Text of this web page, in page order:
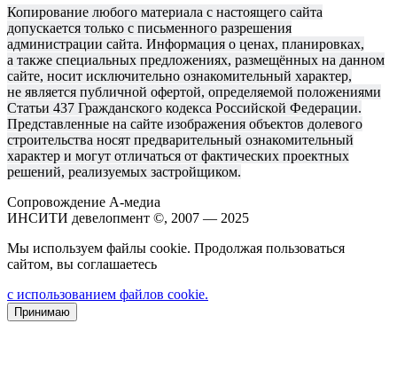
Копирование любого материала с настоящего сайта
допускается только с письменного разрешения
администрации сайта. Информация о ценах, планировках,
а также специальных предложениях, размещённых на данном
сайте, носит исключительно ознакомительный характер,
не является публичной офертой, определяемой положениями
Статьи 437 Гражданского кодекса Российской Федерации.
Представленные на сайте изображения объектов долевого
строительства носят предварительный ознакомительный
характер и могут отличаться от фактических проектных
решений, реализуемых застройщиком.
Сопровождение А-медиа
ИНСИТИ девелопмент ©, 2007 — 2025
Мы используем файлы cookie. Продолжая пользоваться
сайтом, вы соглашаетесь
с использованием файлов cookie.
Принимаю